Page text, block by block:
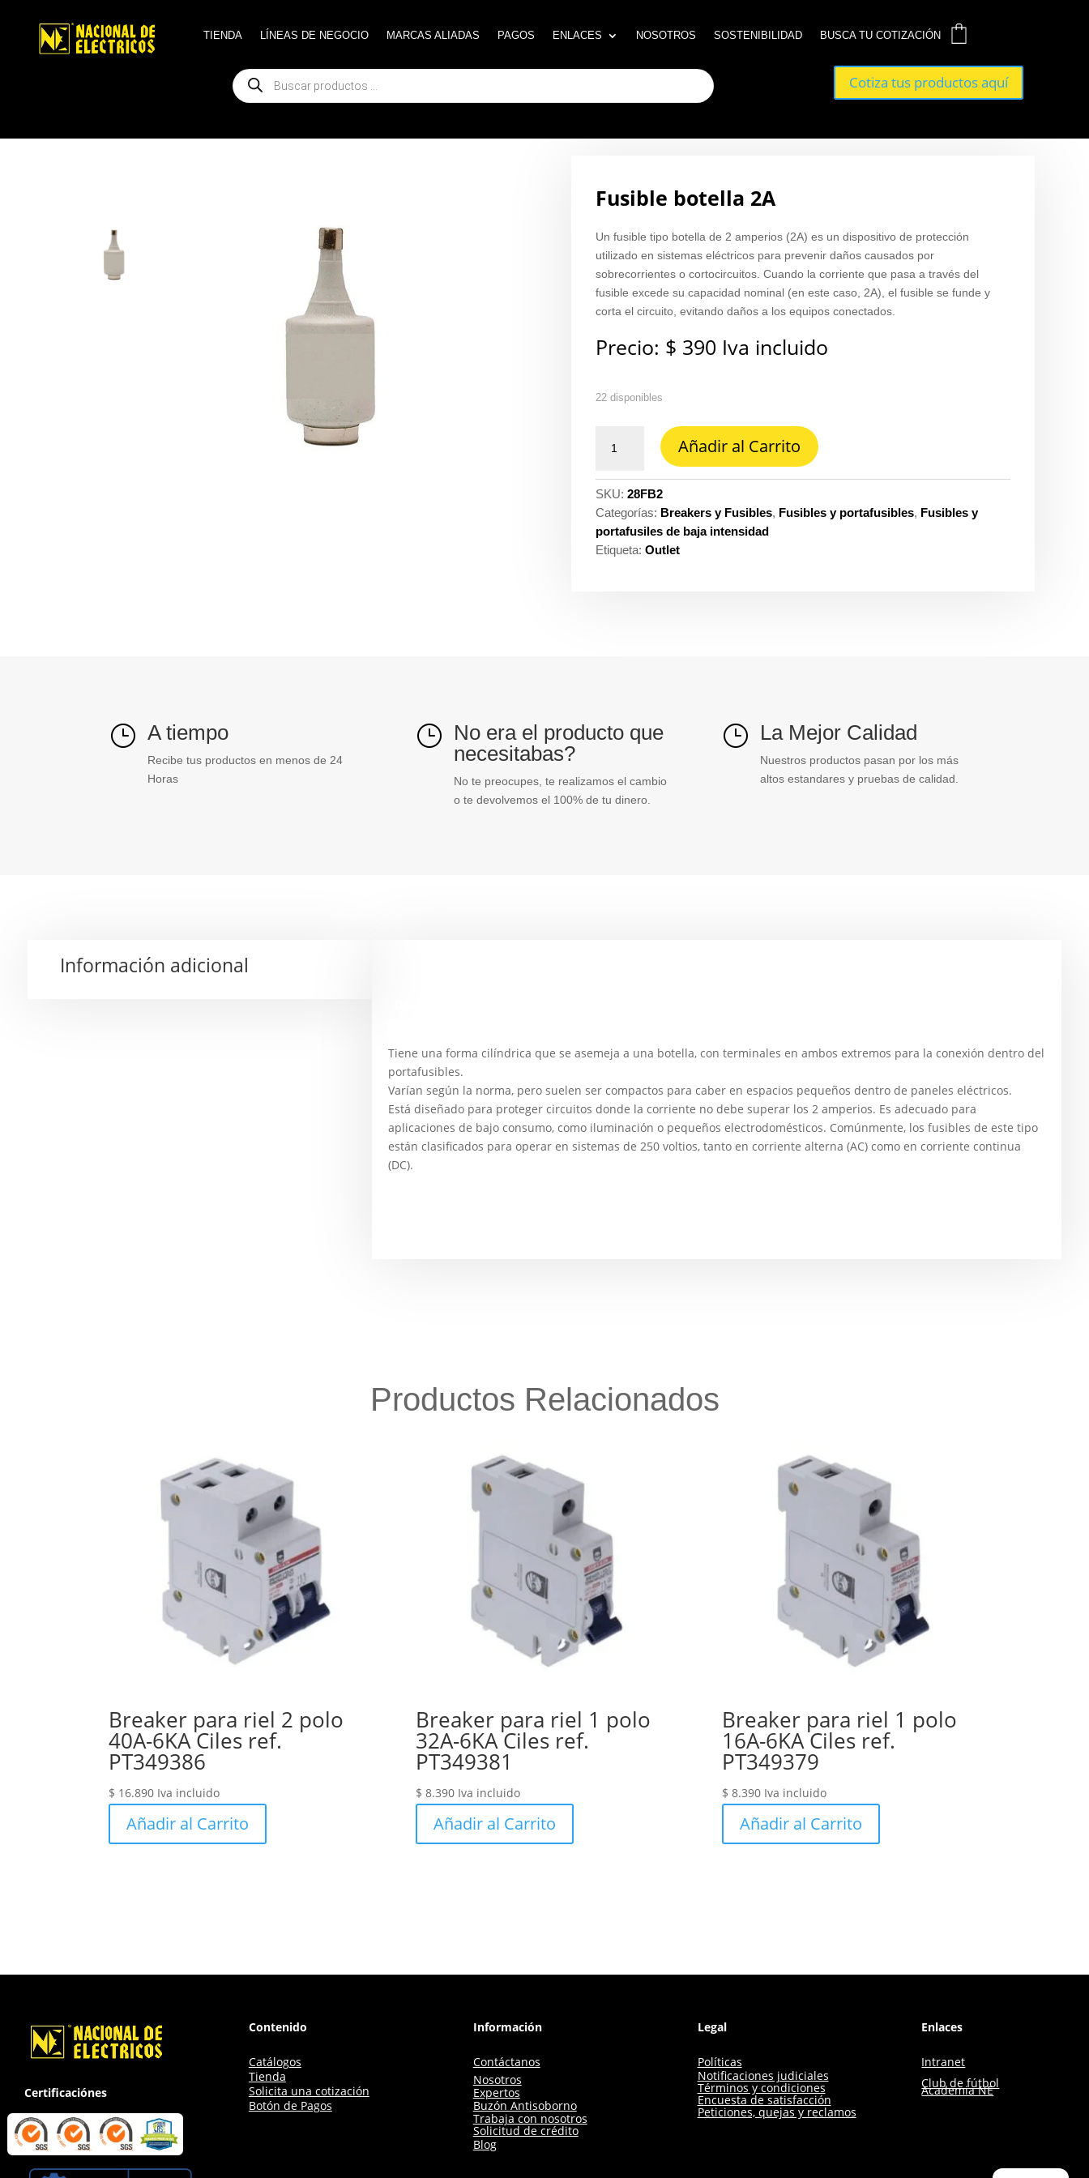
TIENDA LÍNEAS DE NEGOCIO MARCAS ALIADAS PAGOS ENLACES NOSOTROS SOSTENIBILIDAD BUSCA TU COTIZACIÓN
Búsqueda
de
productos
Cotiza tus productos aquí
TIENDA LÍNEAS DE NEGOCIO MARCAS ALIADAS PAGOS ENLACES NOSOTROS SOSTENIBILIDAD BUSCA TU COTIZACIÓN
Búsqueda
de
productos
Cotiza tus productos aquí
Fusible botella 2A
Un fusible tipo botella de 2 amperios (2A) es un dispositivo de protección
utilizado en sistemas eléctricos para prevenir daños causados por
sobrecorrientes o cortocircuitos. Cuando la corriente que pasa a través del
fusible excede su capacidad nominal (en este caso, 2A), el fusible se funde y
corta el circuito, evitando daños a los equipos conectados.
Precio: $ 390 Iva incluido
22 disponibles
botella
cantidad
Añadir al Carrito
SKU:28FB2
Categorías: Breakers y Fusibles, Fusibles y portafusibles, Fusibles y
portafusiles de baja intensidad
Etiqueta:Outlet
} A tiempo
Recibe tus productos en menos de 24
Horas
} No era el producto que
necesitabas?
No te preocupes, te realizamos el cambio
o te devolvemos el 100% de tu dinero.
} La Mejor Calidad
Nuestros productos pasan por los más
altos estandares y pruebas de calidad.
Información adicional
Tiene una forma cilíndrica que se asemeja a una botella, con terminales en ambos extremos para la conexión dentro del
portafusibles.
Varían según la norma, pero suelen ser compactos para caber en espacios pequeños dentro de paneles eléctricos.
Está diseñado para proteger circuitos donde la corriente no debe superar los 2 amperios. Es adecuado para
aplicaciones de bajo consumo, como iluminación o pequeños electrodomésticos. Comúnmente, los fusibles de este tipo
están clasificados para operar en sistemas de 250 voltios, tanto en corriente alterna (AC) como en corriente continua
(DC).
Productos Relacionados
Breaker para riel 2 polo
40A-6KA Ciles ref.
PT349386
$ 16.890 Iva incluido
Añadir al Carrito
Breaker para riel 1 polo
32A-6KA Ciles ref.
PT349381
$ 8.390 Iva incluido
Añadir al Carrito
Breaker para riel 1 polo
16A-6KA Ciles ref.
PT349379
$ 8.390 Iva incluido
Añadir al Carrito
Certificaciónes
Contenido
Catálogos
Tienda
Solicita una cotización
Botón de Pagos
Información
Contáctanos
Nosotros
Expertos
Buzón Antisoborno
Trabaja con nosotros
Solicitud de crédito
Blog
Legal
Políticas
Notificaciones judiciales
Términos y condiciones
Encuesta de satisfacción
Peticiones, quejas y reclamos
Enlaces
Intranet
Club de fútbol
Academia NE